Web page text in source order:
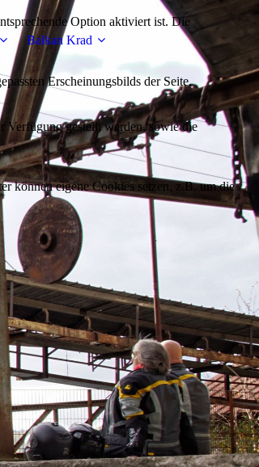
Balkan Krad
Option aktiviert ist. Die
Erscheinungsbilds der Seite.
Verfügung gestellt werden, sowie die
können eigene Cookies setzen, z.B. um die